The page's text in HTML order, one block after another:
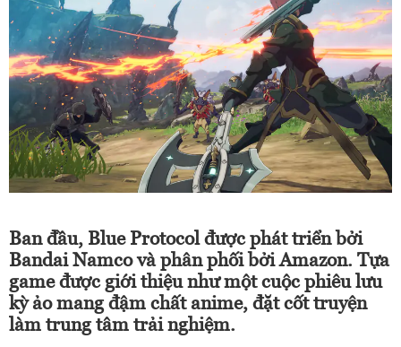
Ban đầu, Blue Protocol được phát triển bởi
Bandai Namco và phân phối bởi Amazon. Tựa
game được giới thiệu như một cuộc phiêu lưu
kỳ ảo mang đậm chất anime, đặt cốt truyện
làm trung tâm trải nghiệm.